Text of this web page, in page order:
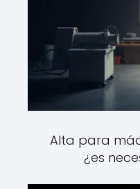
Alta para
¿es